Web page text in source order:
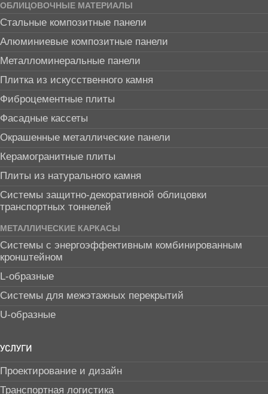
ОБЛИЦОВОЧНЫЕ МАТЕРИАЛЫ
Стальные композитные панели
Алюминиевые композитные панели
Металломинеральные панели
Плитка из искусственного камня
Фиброцементные плиты
Фасадные кассеты
Окрашенные металлические панели
Керамогранитные плиты
Плиты из натурального камня
Системы защитно-декоративной облицовки
транспортных тоннелей
МЕТАЛЛИЧЕСКИЕ КАРКАСЫ
Системы с энергоэффективным комбинированным
кронштейном
L-образные
Системы для межэтажных перекрытий
U-образные
УСЛУГИ
Проектирование и дизайн
Транспортная логистика